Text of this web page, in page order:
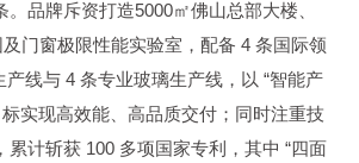
品牌斥资打造5000㎡佛山总部大楼、
门窗极限性能实验室，配备 4 条国际领
产线与 4 条专业玻璃生产线，以 “智能产
实现高效能、高品质交付；同时注重技
累计斩获 100 多项国家专利，其中 “四面